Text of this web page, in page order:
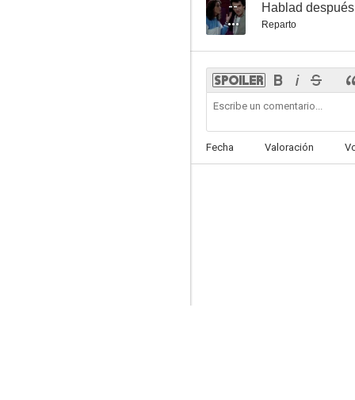
-- Hablad
Reparto
Fecha Valoración